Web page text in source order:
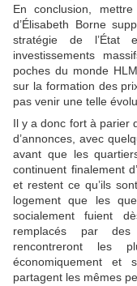
En conclusion,
d’Élisabeth Borne
stratégie de l’État
investissements
poches du monde
sur la formation des
pas venir une telle
Il y a donc fort à parier
d’annonces, avec
avant que les
continuent finalement
et restent ce qu’ils
logement que les
socialement fuient
remplacés par
rencontreront les
économiquement et
partagent les mêmes